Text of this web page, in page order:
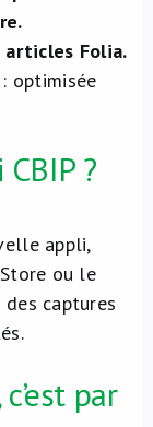
articles Folia.
: optimisée
?
appli,
ou le
captures
par